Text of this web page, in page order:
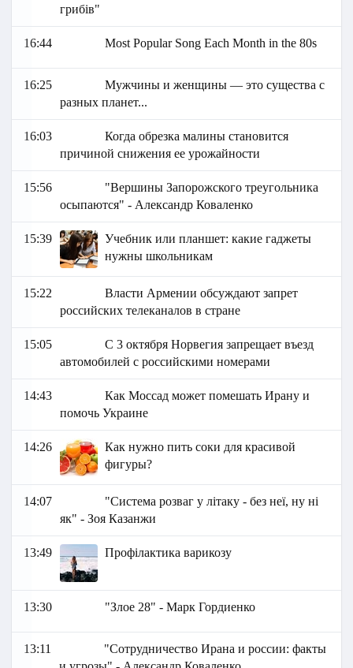
грибів"
16:44 Most Popular Song Each Month in the 80s
16:25
Мужчины и женщины — это существа с
разных планет...
16:03
Когда обрезка малины становится
причиной снижения ее урожайности
15:56
"Вершины Запорожского треугольника
осыпаются" - Александр Коваленко
15:39
Учебник или планшет: какие гаджеты
нужны школьникам
15:22
Власти Армении обсуждают запрет
российских телеканалов в стране
15:05
С 3 октября Норвегия запрещает въезд
автомобилей с российскими номерами
14:43
Как Моссад может помешать Ирану и
помочь Украине
14:26
Как нужно пить соки для красивой
фигуры?
14:07
"Система розваг у літаку - без неї, ну ні
як" - Зоя Казанжи
13:49 Профілактика варикозу
13:30 "Злое 28" - Марк Гордиенко
13:11
"Сотрудничество Ирана и россии: факты